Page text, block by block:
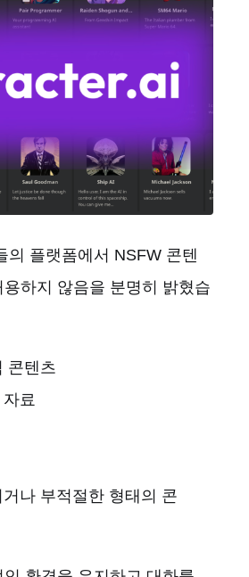
의 플랫폼에서 NSFW 콘텐
하지 않음을 분명히 밝혔습
콘텐츠
료
나 부적절한 형태의 콘